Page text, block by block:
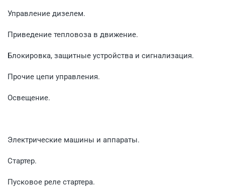
Управление дизелем.
Приведение тепловоза в движение.
Блокировка, защитные устройства и сигнализация.
Прочие цепи управления.
Освещение.
Электрические машины и аппараты.
Стартер.
Пусковое реле стартера.